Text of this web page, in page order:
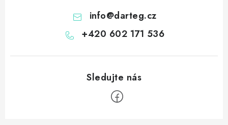
info@darteg.cz
+420 602 171 536